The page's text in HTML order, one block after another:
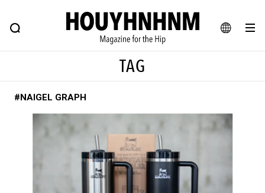
JA
FEATURE BLOG SNAP
ヒップなファッション、カルチャー、ライフスタイルWEBマガジン
#注目のタグ
#SHOPPING ADDICT #憧れの逸品
#ESSENTIAL DESIGNS #古着サミット
#マイナーグッド図鑑
#路地裏てぃーん。 #MONTHLY JOURNAL
TAG
#NAIGEL GRAPH